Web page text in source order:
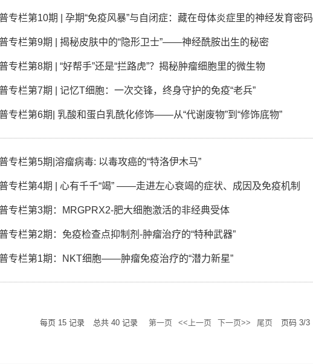
专栏第10期 | 孕期“免疫风暴”与自闭症：藏在母体炎症里的神经发育密码
专栏第9期 | 揭秘皮肤中的“隐形卫士”——神经酰胺出生的秘密
专栏第8期 | “好帮手”还是“拦路虎”？揭秘肿瘤细胞里的微生物
专栏第7期 | 记忆T细胞：一次交锋，终身守护的免疫“老兵”
专栏第6期| 乳酸和蛋白乳酰化修饰——从“代谢废物”到“修饰底物”
专栏第5期|溶瘤病毒: 以毒攻癌的“特洛伊木马”
专栏第4期 | 心有千千“竭” ——走进左心衰竭的症状、成因及免疫机制
专栏第3期：MRGPRX2-肥大细胞激活的非经典受体
专栏第2期：免疫检查点抑制剂-肿瘤治疗的“特种武器”
专栏第1期：NKT细胞——肿瘤免疫治疗的“潜力新星”
每页 15记录 总共 40记录 第一页 <<上一页 下一页>> 尾页 页码 3/3